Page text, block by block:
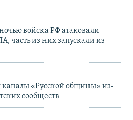
войска РФ атаковали
часть из них запускали из
каналы «Русской общины» из-
сообществ